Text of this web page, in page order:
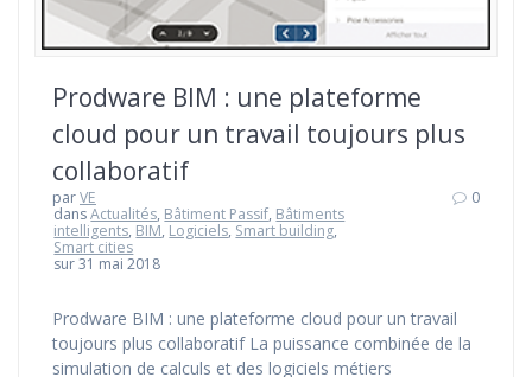
Prodware BIM : une plateforme
cloud pour un travail toujours plus
collaboratif
parVE
dansActualités, Bâtiment Passif, Bâtiments
intelligents, BIM, Logiciels, Smart building,
Smart cities
sur 31 mai 2018
0
Prodware BIM : une plateforme cloud pour un travail
toujours plus collaboratif La puissance combinée de la
simulation de calculs et des logiciels métiers